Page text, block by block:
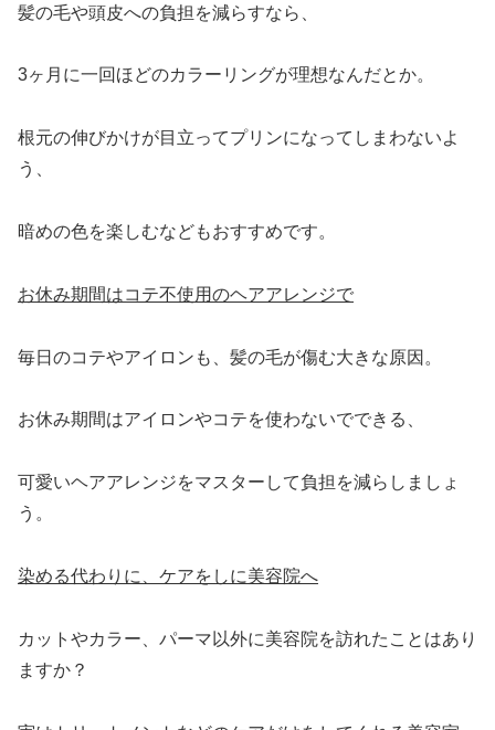
髪の毛や頭皮への負担を減らすなら、
3ヶ月に一回ほどのカラーリングが理想なんだとか。
根元の伸びかけが目立ってプリンになってしまわないよ
う、
暗めの色を楽しむなどもおすすめです。
お休み期間はコテ不使用のヘアアレンジで
毎日のコテやアイロンも、髪の毛が傷む大きな原因。
お休み期間はアイロンやコテを使わないでできる、
可愛いヘアアレンジをマスターして負担を減らしましょ
う。
染める代わりに、ケアをしに美容院へ
カットやカラー、パーマ以外に美容院を訪れたことはあり
ますか？